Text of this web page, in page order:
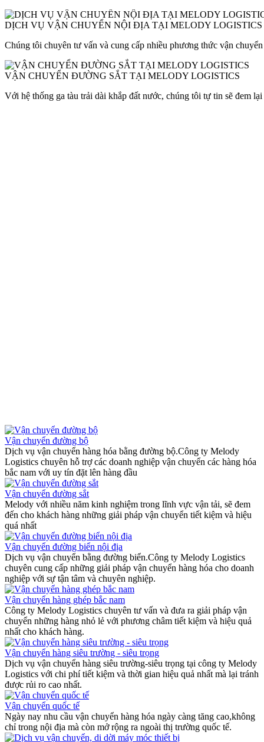
DỊCH VỤ VẬN CHUYỂN NỘI ĐỊA TẠI MELODY LOGISTICS
Chúng tôi chuyên tư vấn và cung cấp nhiều phương thức vận
VẬN CHUYỂN ĐƯỜNG SẮT TẠI MELODY LOGISTICS
Với hệ thống ga tàu trải dài khắp đất nước, chúng tôi tự tin sẽ đem
Vận chuyển đường bộ
Dịch vụ vận chuyển hàng hóa bằng đường bộ.Công ty Melody
Logistics chuyên hỗ trợ các doanh nghiệp vận chuyển các hàng hóa
bắc nam với uy tín đặt lên hàng đầu
Vận chuyển đường sắt
Melody với nhiều năm kinh nghiệm trong lĩnh vực vận tải, sẽ đem
đến cho khách hàng những giải pháp vận chuyển tiết kiệm và hiệu
quá nhất
Vận chuyển đường biển nội địa
Dịch vụ vận chuyển bằng đường biển.Công ty Melody Logistics
chuyên cung cấp những giải pháp vận chuyển hàng hóa cho doanh
nghiệp với sự tận tâm và chuyên nghiệp.
Vận chuyển hàng ghép bắc nam
Công ty Melody Logistics chuyên tư vấn và đưa ra giải pháp vận
chuyển những hàng nhỏ lẻ với phương châm tiết kiệm và hiệu quả
nhất cho khách hàng.
Vận chuyển hàng siêu trường - siêu trọng
Dịch vụ vận chuyển hàng siêu trường-siêu trọng tại công ty Melody
Logistics với chi phí tiết kiệm và thời gian hiệu quả nhất mà lại tránh
được rủi ro cao nhất.
Vận chuyển quốc tế
Ngày nay nhu cầu vận chuyển hàng hóa ngày càng tăng cao,không
chỉ trong nội địa mà còn mở rộng ra ngoài thị trường quốc tế.